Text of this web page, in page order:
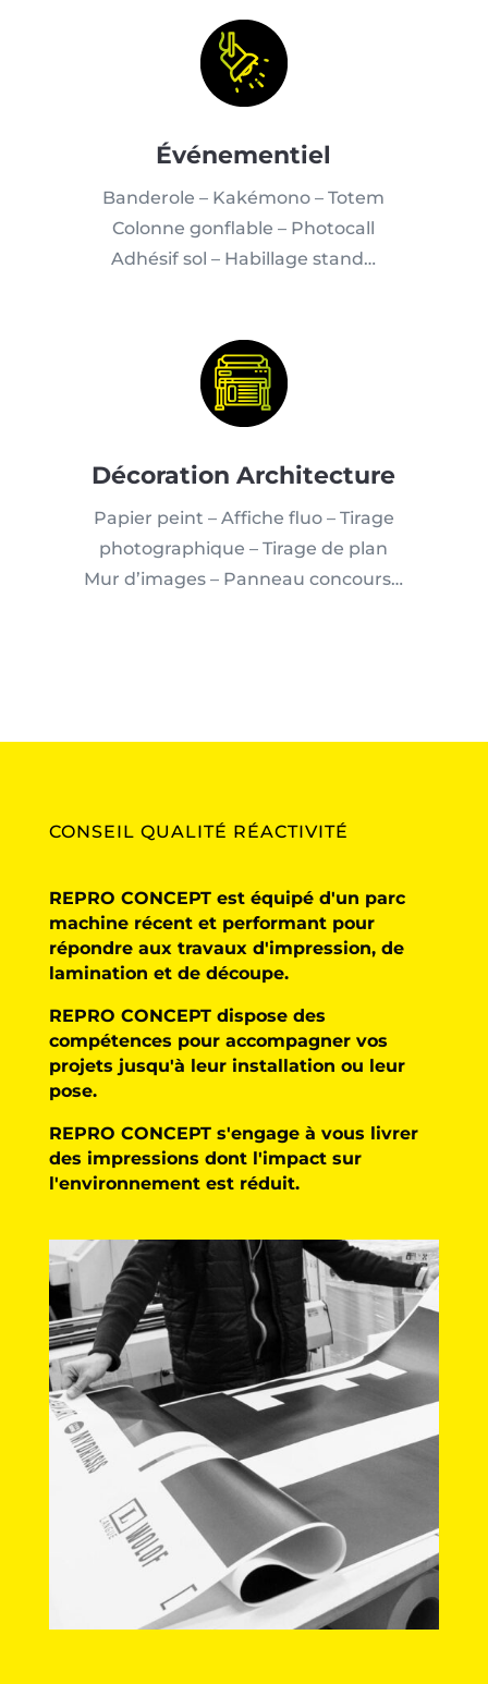
Événementiel
Banderole – Kakémono – Totem
Colonne gonflable – Photocall
Adhésif sol – Habillage stand…
Décoration Architecture
Papier peint – Affiche fluo – Tirage
photographique – Tirage de plan
Mur d’images – Panneau concours…
CONSEIL QUALITÉ RÉACTIVITÉ
REPRO CONCEPT est équipé d'un parc
machine récent et performant pour
répondre aux travaux d'impression, de
lamination et de découpe.
REPRO CONCEPT dispose des
compétences pour accompagner vos
projets jusqu'à leur installation ou leur
pose.
REPRO CONCEPT s'engage à vous livrer
des impressions dont l'impact sur
l'environnement est réduit.